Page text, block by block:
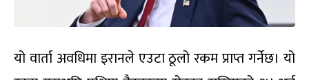
यो वार्ता अवधिमा इरानले एउटा ठूलो रकम प्राप्त गर्नेछ। यो